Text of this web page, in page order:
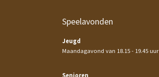
Speelavonden
Jeugd
Maandagavond van 18.15 - 19.45 uur
Senioren